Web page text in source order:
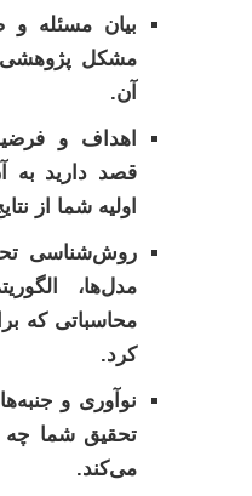
بیان مسئله
مشکل پژوهشی
آن.
اهداف و
قصد دارید به
اولیه شما از
روش‌شناسی
مدل‌ها،
محاسباتی که
کرد.
نوآوری و
تحقیق شما چه
می‌کند.